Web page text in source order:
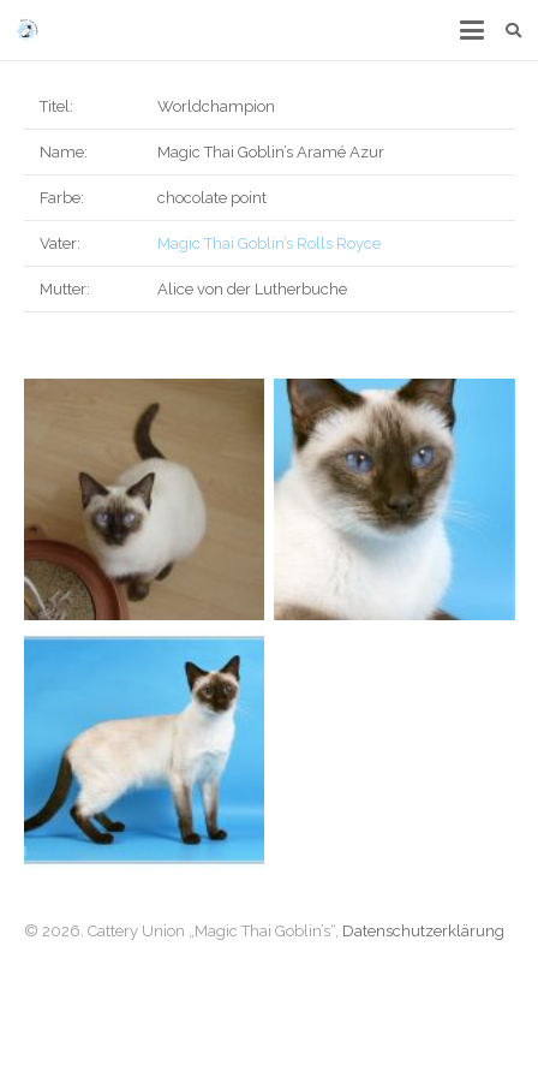
Titel: Worldchampion
Name: Magic Thai Goblin’s Aramé Azur
Farbe: chocolate point
Vater: Magic Thai Goblin’s Rolls Royce
Mutter: Alice von der Lutherbuche
© 2026. Cattery Union „Magic Thai Goblin’s“, Datenschutzerklärung